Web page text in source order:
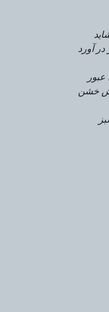
در آورد
عبور
خشن